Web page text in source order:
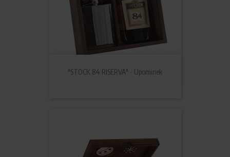
"STOCK 84 RISERVA" - Upominek